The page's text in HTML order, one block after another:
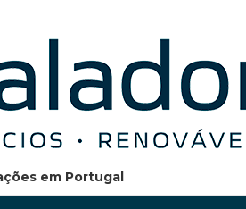
em Portugal